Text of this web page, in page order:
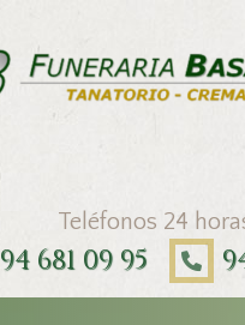
Teléfonos 24
94 681 09 95